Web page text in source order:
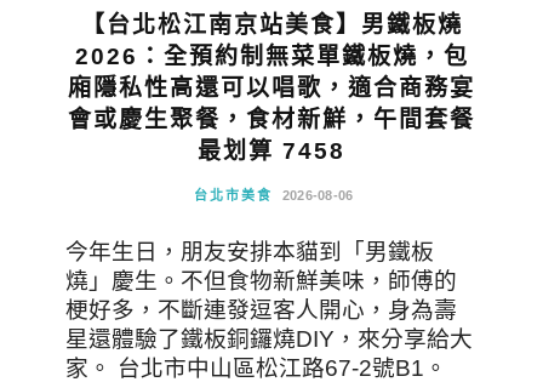
【台北松江南京站美食】男鐵板燒
2026：全預約制無菜單鐵板燒，包
廂隱私性高還可以唱歌，適合商務宴
會或慶生聚餐，食材新鮮，午間套餐
最划算 7458
台北市美食 2026-08-06
今年生日，朋友安排本貓到「男鐵板
燒」慶生。不但食物新鮮美味，師傅的
梗好多，不斷連發逗客人開心，身為壽
星還體驗了鐵板銅鑼燒DIY，來分享給大
家。 台北市中山區松江路67-2號B1。